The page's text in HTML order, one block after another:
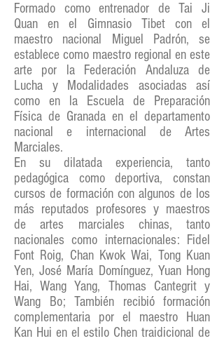
Formado como entrenador de Tai Ji
Quan en el Gimnasio Tibet con el
maestro nacional Miguel Padrón, se
establece como maestro regional en este
arte por la Federación Andaluza de
Lucha y Modalidades asociadas así
como en la Escuela de Preparación
Física de Granada en el departamento
nacional e internacional de Artes
Marciales.
En su dilatada experiencia, tanto
pedagógica como deportiva, constan
cursos de formación con algunos de los
más reputados profesores y maestros
de artes marciales chinas, tanto
nacionales como internacionales: Fidel
Font Roig, Chan Kwok Wai, Tong Kuan
Yen, José María Domínguez, Yuan Hong
Hai, Wang Yang, Thomas Cantegrit y
Wang Bo; También recibió formación
complementaria por el maestro Huan
Kan Hui en el estilo Chen traidicional de